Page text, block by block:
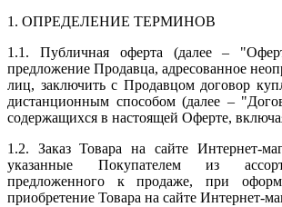
1. ОПРЕДЕЛЕНИЕ ТЕРМИНОВ
1.1. Публичная оферта (далее –
предложение Продавца, адресованное
лиц, заключить с Продавцом договор
дистанционным способом (далее –
содержащихся в настоящей Оферте,
1.2. Заказ Товара на сайте Интернет-
указанные Покупателем из
предложенного к продаже, при
приобретение Товара на сайте Интернет-